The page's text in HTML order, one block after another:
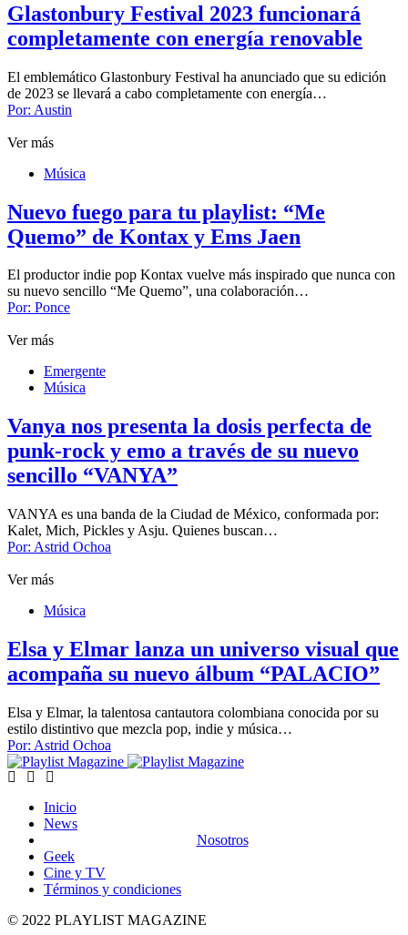
Glastonbury Festival 2023 funcionará
completamente con energía renovable
El emblemático Glastonbury Festival ha anunciado que su edición
de 2023 se llevará a cabo completamente con energía…
Por: Austin
Ver más
Música
Nuevo fuego para tu playlist: “Me
Quemo” de Kontax y Ems Jaen
El productor indie pop Kontax vuelve más inspirado que nunca con
su nuevo sencillo “Me Quemo”, una colaboración…
Por: Ponce
Ver más
Emergente
Música
Vanya nos presenta la dosis perfecta de
punk-rock y emo a través de su nuevo
sencillo “VANYA”
VANYA es una banda de la Ciudad de México, conformada por:
Kalet, Mich, Pickles y Asju. Quienes buscan…
Por: Astrid Ochoa
Ver más
Música
Elsa y Elmar lanza un universo visual que
acompaña su nuevo álbum “PALACIO”
Elsa y Elmar, la talentosa cantautora colombiana conocida por su
estilo distintivo que mezcla pop, indie y música…
Por: Astrid Ochoa
Inicio
News
Nosotros
Geek
Cine y TV
Términos y condiciones
© 2022 PLAYLIST MAGAZINE